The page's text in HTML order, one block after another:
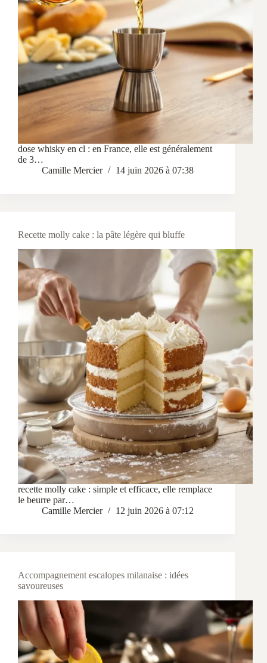
dose whisky en cl : en France, elle est généralement
de 3…
Camille Mercier
14 juin 2026 à 07:38
Recette molly cake : la pâte légère qui bluffe
recette molly cake : simple et efficace, elle remplace
le beurre par…
Camille Mercier
12 juin 2026 à 07:12
Accompagnement escalopes milanaise : idées
savoureuses